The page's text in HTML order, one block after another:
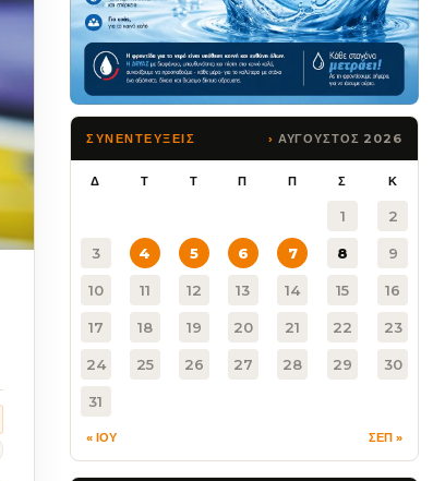
ΣΥΝΕΝΤΕΥΞΕΙΣ ΑΥΓΟΥΣΤΟΣ 2026
Δ Τ Τ Π Π Σ Κ
1 2
3 4 5 6 7 8 9
10 11 12 13 14 15 16
17 18 19 20 21 22 23
24 25 26 27 28 29 30
31
« ΙΟΥ ΣΕΠ »